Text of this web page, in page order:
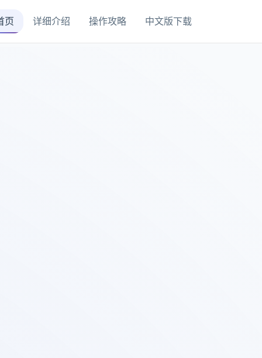
页 详细介绍 操作攻略 中文版下载